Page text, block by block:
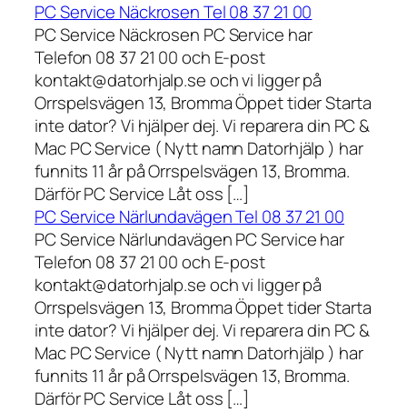
PC Service Näckrosen Tel 08 37 21 00
PC Service Näckrosen PC Service har
Telefon 08 37 21 00 och E-post
kontakt@datorhjalp.se och vi ligger på
Orrspelsvägen 13, Bromma Öppet tider Starta
inte dator? Vi hjälper dej. Vi reparera din PC &
Mac PC Service ( Nytt namn Datorhjälp ) har
funnits 11 år på Orrspelsvägen 13, Bromma.
Därför PC Service Låt oss […]
PC Service Närlundavägen Tel 08 37 21 00
PC Service Närlundavägen PC Service har
Telefon 08 37 21 00 och E-post
kontakt@datorhjalp.se och vi ligger på
Orrspelsvägen 13, Bromma Öppet tider Starta
inte dator? Vi hjälper dej. Vi reparera din PC &
Mac PC Service ( Nytt namn Datorhjälp ) har
funnits 11 år på Orrspelsvägen 13, Bromma.
Därför PC Service Låt oss […]